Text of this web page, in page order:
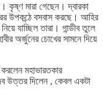
মারা গেছেন। দ্বারকা
উপকন্ঠে বসবাস করছে। আহির
যাচ্ছিল তারা। গান্ডীব তুলে
অর্জুনের চোখের সামনে দিয়ে
মহাভারতকার
উত্তর দিলেন , কেবল একটা